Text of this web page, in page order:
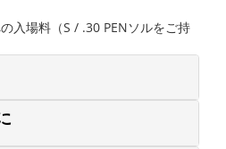
入場料（S / .30 PENソルをご持